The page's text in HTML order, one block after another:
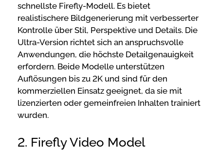
schnellste Firefly-Modell. Es bietet
realistischere Bildgenerierung mit verbesserter
Kontrolle über Stil, Perspektive und Details. Die
Ultra-Version richtet sich an anspruchsvolle
Anwendungen, die höchste Detailgenauigkeit
erfordern. Beide Modelle unterstützen
Auflösungen bis zu 2K und sind für den
kommerziellen Einsatz geeignet, da sie mit
lizenzierten oder gemeinfreien Inhalten trainiert
wurden.
2. Firefly Video Model